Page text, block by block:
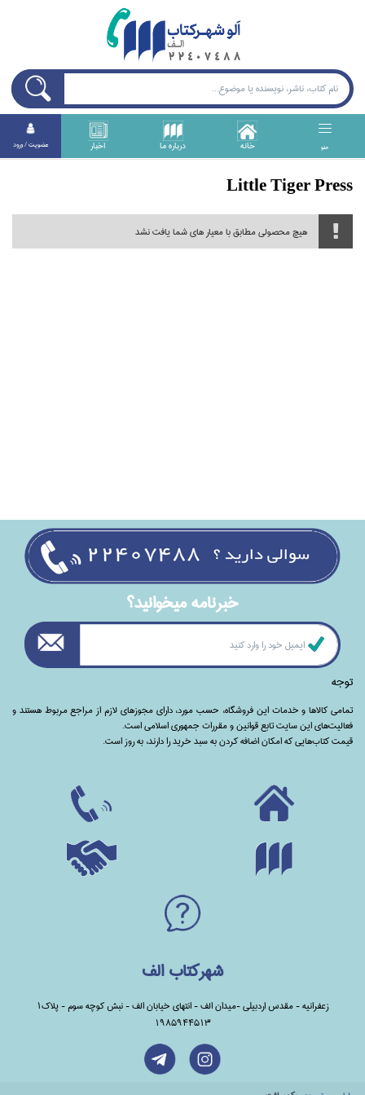
منو خانه درباره ما اخبار عضويت / ورود
Little Tiger Press
هیچ محصولی مطابق با معیار های شما یافت نشد
خبرنامه ميخوانيد؟
توجه
تمامی‌ کالاها و خدمات این فروشگاه، حسب مورد،‌ دارای مجوزهای لازم از مراجع مربوط هستند ‌و‌‌
فعالیت‌های این سایت تابع قوانین و مقررات جمهوری اسلامی است.
قیمت کتاب‌هایی که امکان اضافه کردن به سبد خرید را دارند،‌ به روز است.
شهرکتاب الف
زعفرانیه - مقدس اردبیلی -میدان الف - انتهای خیابان الف - نبش کوچه سوم - پلاک1
1985944513